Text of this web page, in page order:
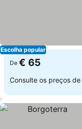
Escolha popular
De € 65
Consulte os preços de